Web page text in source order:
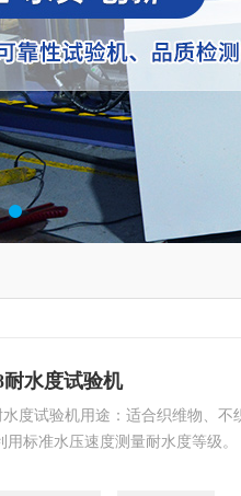
耐水度试验机
度试验机用途：适合织维物、不
用标准水压速度测量耐水度等级。